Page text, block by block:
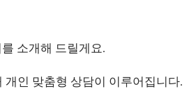
소개해 드릴게요.
인 맞춤형 상담이 이루어집니다.